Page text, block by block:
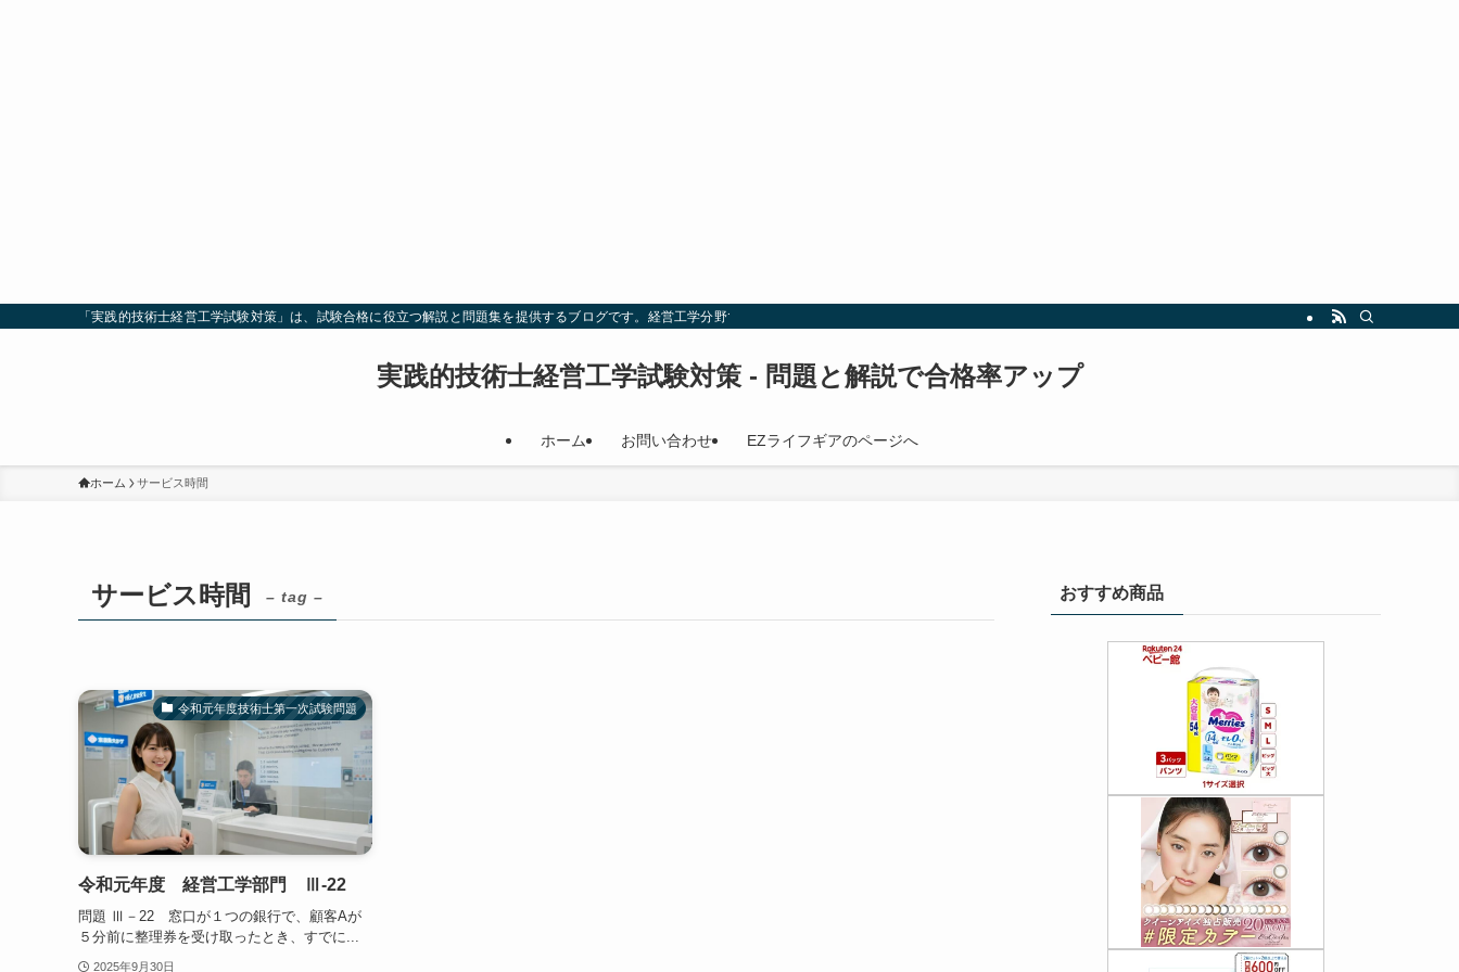
「実践的技術士経営工学試験対策」は、試験合格に役立つ解説と問題集を提供するブログです。経営工学分野での試験対策を効率的に行い、合格を目指しましょう。最新の試験情報や勉強法も随時更新中！
実践的技術士経営工学試験対策 - 問題と解説で合格率アップ
ホーム お問い合わせ EZライフギアのページへ
ホーム サービス時間
サービス時間 – tag –
令和元年度技術士第一次試験問題
令和元年度 経営工学部門 Ⅲ-22
問題 Ⅲ－22 窓口が１つの銀行で、顧客Aが
５分前に整理券を受け取ったとき、すでに...
2025年9月30日
おすすめ商品